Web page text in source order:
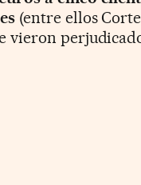
(entre ellos
vieron